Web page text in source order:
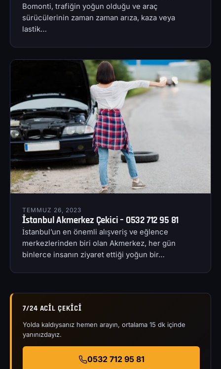
Bomonti, trafiğin yoğun olduğu ve araç
sürücülerinin zaman zaman arıza, kaza veya
lastik…
TEMMUZ 26, 2023
İstanbul Akmerkez Çekici – 0532 712 95 81
İstanbul’un en önemli alışveriş ve eğlence
merkezlerinden biri olan Akmerkez, her gün
binlerce insanın ziyaret ettiği yoğun bir…
7/24 ACIL ÇEKICI
Yolda kaldıysanız hemen arayın, ortalama 15 dk içinde
yanınızdayız.
0532 712 95 81